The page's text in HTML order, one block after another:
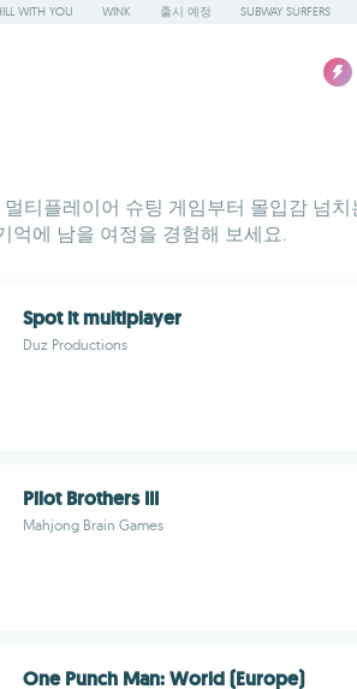
WITH YOU WINK 출시 예정 SUBWAY SURFERS
티플레이어 슈팅 게임부터 몰입감 넘
억에 남을 여정을 경험해 보세요.
Spot it multiplayer
Duz Productions
Pilot Brothers III
Mahjong Brain Games
One Punch Man: World (Europe)